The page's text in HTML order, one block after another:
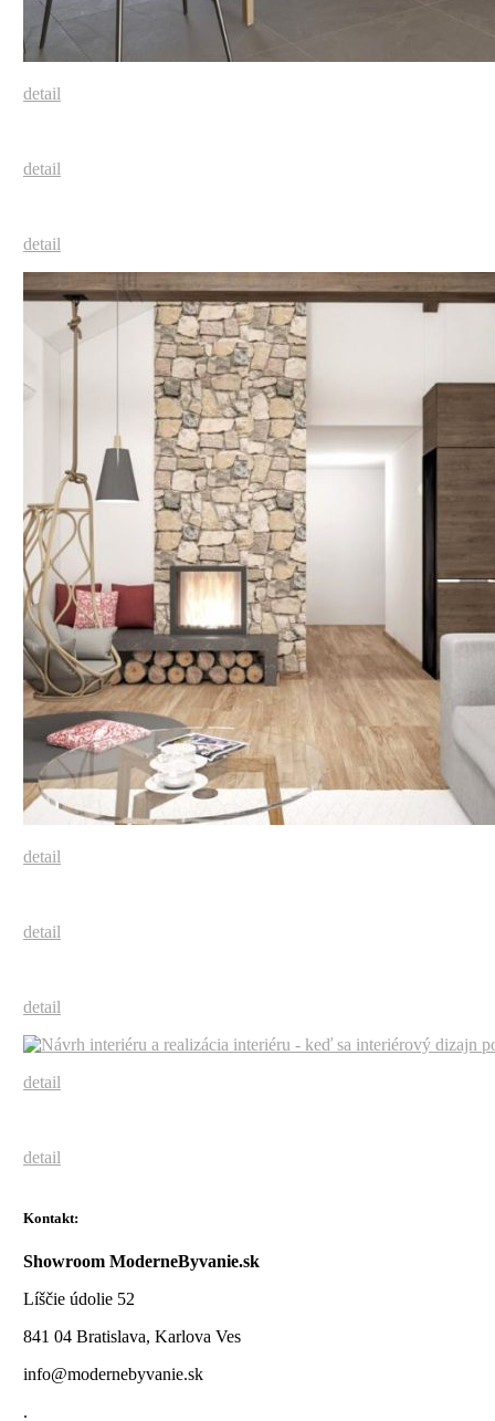
detail
detail
detail
detail
detail
detail
detail
detail
Kontakt:
Showroom ModerneByvanie.sk
Líščie údolie 52
841 04 Bratislava, Karlova Ves
info@modernebyvanie.sk
.